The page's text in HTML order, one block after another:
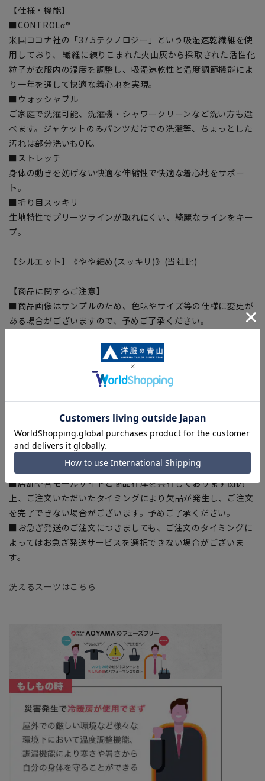
【仕様・機能】
■CONTROLα®
米国ココナ社の「37.5テクノロジー」という吸湿速乾繊維を使
用しており、 繊維に練りこまれた火山灰から採取された活性化
粒子が衣服内の湿度を調整し、吸湿速乾性と温度調節機能によ
り一年を通して快適な着心地を実現。
■ウォッシャブル
ご家庭で洗濯可能、洗濯機・シャワークリーンなど洗い方も選
べます。ジャケットのみパンツだけでの洗濯等、ちょっとした
汚れは部分洗いもOK。
■ストレッチ
身体の動きを妨げない快適な伸縮性で快適な着心地をサポー
ト。
■折り目スッキリ
生地特性でプリーツラインが取れにくい、綺麗なラインをキー
プ。
【シルエット】《やや細め(スッキリ)》(当社比)
【商品に関するご注意】
■商品画像はサンプルのため、色味やサイズ等の仕様に変更が
ある場合がございますので、予めご了承ください。
入の目安としてご利用ください。
■生地や仕様・デザインにより、着用感や実際のサイズ表に若
干の誤差が生じる場合がございます。予めご了承ください。
商品もございます。
■ブラウザやお使いのモニター環境、また撮影時の室内外の光
加減により、実際の商品と掲載画像の色味が異なる場合がござ
■店舗や各モールサイトと商品在庫を共有しております関係
上、ご注文いただいたタイミングにより欠品が発生し、ご注文
を完了できない場合がございます。予めご了承ください。
■お急ぎ発送のご注文につきましても、ご注文のタイミングに
よってはお急ぎ発送サービスを選択できない場合がございま
す。
洗えるスーツはこちら